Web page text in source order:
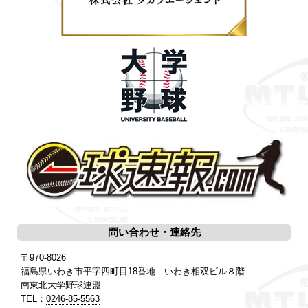
問い合わせ・連絡先
〒970-8026
福島県いわき市平字四町目18番地 いわき相双ビル８階
南東北大学野球連盟
TEL： 0246-85-5563